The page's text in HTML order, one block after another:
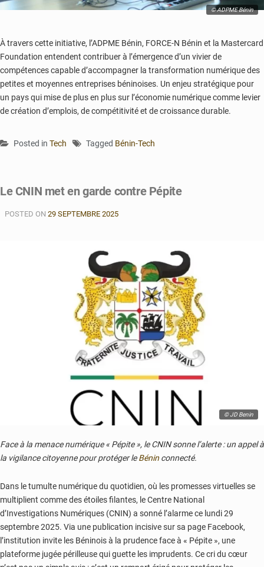
© ADPME Bénin
À travers cette initiative, l’ADPME Bénin, FORCE-N Bénin et la Mastercard
Foundation entendent contribuer à l’émergence d’un vivier de
compétences capable d’accompagner la transformation numérique des
petites et moyennes entreprises béninoises. Un enjeu stratégique pour
un pays qui mise de plus en plus sur l’économie numérique comme levier
de création d’emplois, de compétitivité et de croissance durable.
Posted in Tech Tagged Bénin-Tech
Le CNIN met en garde contre Pépite
POSTED ON 29 SEPTEMBRE 2025
© JD Benin
Face à la menace numérique « Pépite », le CNIN sonne l’alerte : un appel à
la vigilance citoyenne pour protéger leBénin connecté.
Dans le tumulte numérique du quotidien, où les promesses virtuelles se
multiplient comme des étoiles filantes, le Centre National
d’Investigations Numériques (CNIN) a sonné l’alarme ce lundi 29
septembre 2025. Via une publication incisive sur sa page Facebook,
l’institution invite les Béninois à la prudence face à « Pépite », une
plateforme jugée périlleuse qui guette les imprudents. Ce cri du cœur